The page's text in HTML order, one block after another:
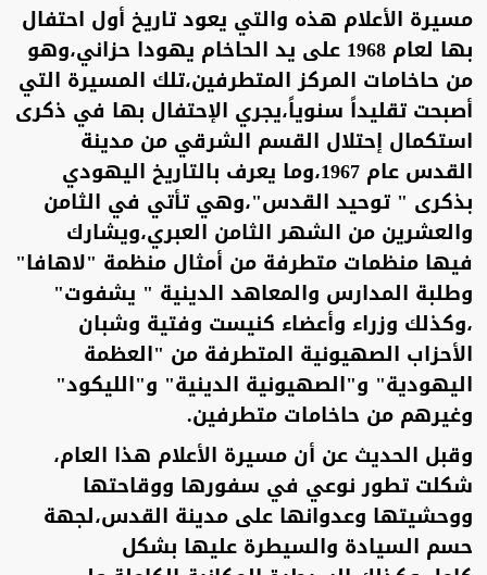
مسيرة الأعلام هذه والتي يعود تاريخ أول احتفال
بها لعام 1968 على يد الحاخام يهودا حزاني،وهو
من حاخامات المركز المتطرفين،تلك المسيرة التي
أصبحت تقليداً سنوياً،يجري الإحتفال بها في ذكرى
استكمال إحتلال القسم الشرقي من مدينة
القدس عام 1967،وما يعرف بالتاريخ اليهودي
بذكرى " توحيد القدس"،وهي تأتي في الثامن
والعشرين من الشهر الثامن العبري،ويشارك
فيها منظمات متطرفة من أمثال منظمة "لاهافا"
وطلبة المدارس والمعاهد الدينية " يشفوت"
،وكذلك وزراء وأعضاء كنيست وفتية وشبان
الأحزاب الصهيونية المتطرفة من "العظمة
اليهودية" و"الصهيونية الدينية" و"الليكود"
وغيرهم من حاخامات متطرفين.
وقبل الحديث عن أن مسيرة الأعلام هذا العام،
شكلت تطور نوعي في سفورها ووقاحتها
ووحشيتها وعدوانها على مدينة القدس،لجهة
حسم السيادة والسيطرة عليها بشكل